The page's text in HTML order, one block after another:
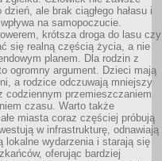
ale brak ciągłego hałasu i
na samopoczucie.
krótsza droga do lasu czy
się realną częścią życia, a nie
planem. Dla rodzin z
ogromny argument. Dzieci mają
a rodzice odczuwają mniejszy
codziennym przemieszczaniem
czasu. Warto także
miasta coraz częściej próbują
w infrastrukturę, odnawiają
lokalne wydarzenia i starają się
oferując bardziej